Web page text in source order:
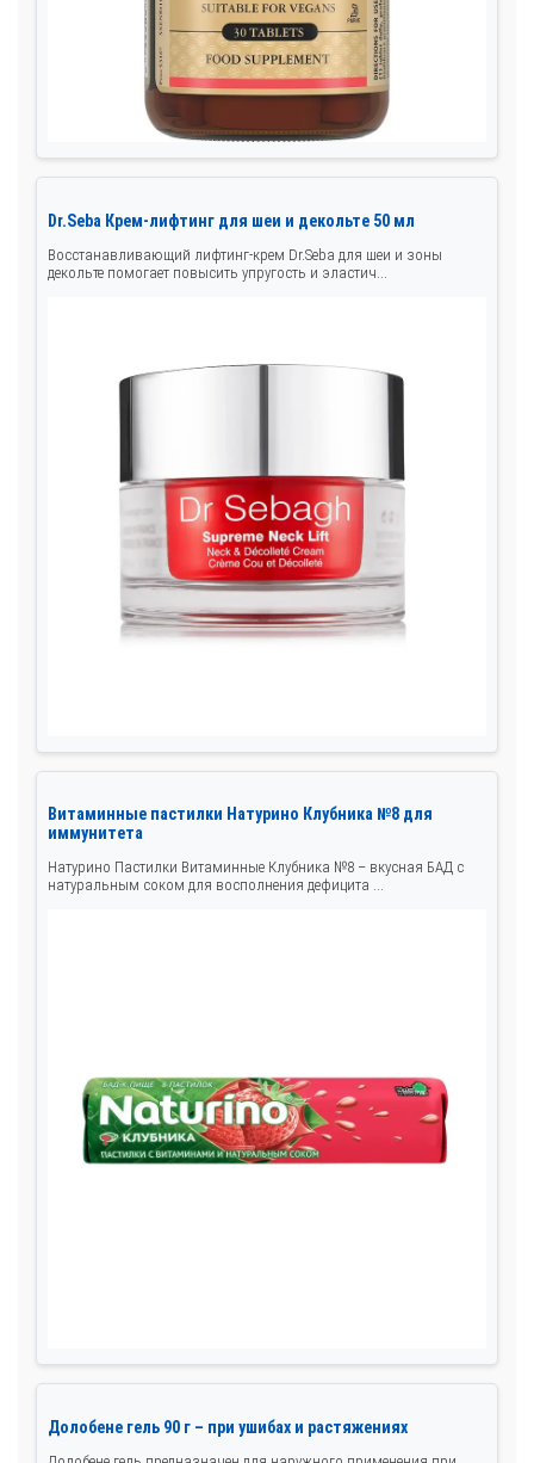
Dr.Seba Крем-лифтинг для шеи и декольте 50 мл
Восстанавливающий лифтинг-крем Dr.Seba для шеи и зоны
декольте помогает повысить упругость и эластич...
Витаминные пастилки Натурино Клубника №8 для
иммунитета
Натурино Пастилки Витаминные Клубника №8 – вкусная БАД с
натуральным соком для восполнения дефицита ...
Долобене гель 90 г – при ушибах и растяжениях